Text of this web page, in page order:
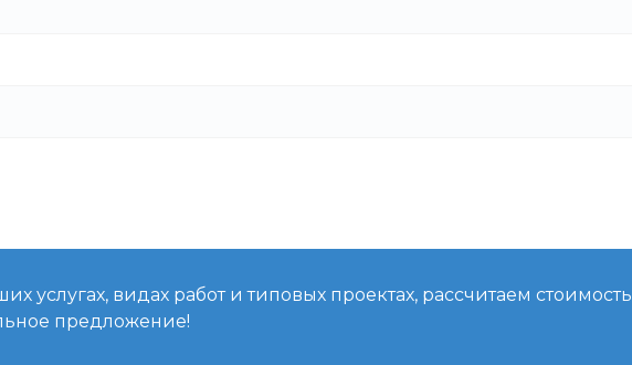
услугах, видах работ и типовых проектах, рассчитаем стоимость
предложение!